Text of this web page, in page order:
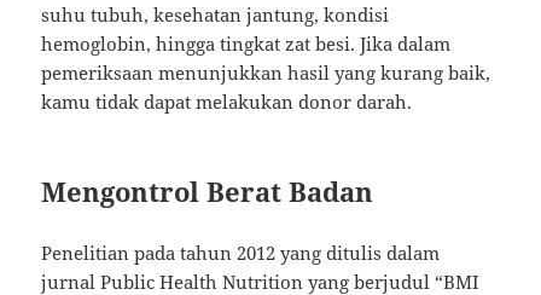
suhu tubuh, kesehatan jantung, kondisi
hemoglobin, hingga tingkat zat besi. Jika dalam
pemeriksaan menunjukkan hasil yang kurang baik,
kamu tidak dapat melakukan donor darah.
Mengontrol Berat Badan
Penelitian pada tahun 2012 yang ditulis dalam
jurnal Public Health Nutrition yang berjudul “BMI